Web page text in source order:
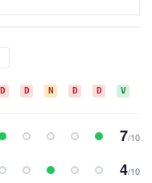
D D N D D V
7/10
4/10